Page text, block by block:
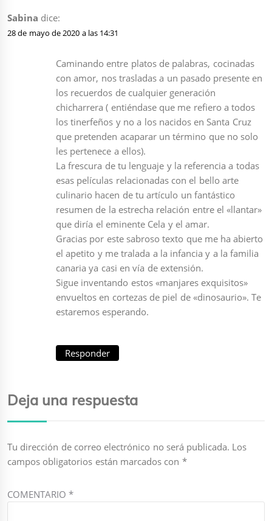
Sabina dice:
28 de mayo de 2020 a las 14:31
Caminando entre platos de palabras, cocinadas
con amor, nos trasladas a un pasado presente en
los recuerdos de cualquier generación
chicharrera ( entiéndase que me refiero a todos
los tinerfeños y no a los nacidos en Santa Cruz
que pretenden acaparar un término que no solo
les pertenece a ellos).
La frescura de tu lenguaje y la referencia a todas
esas películas relacionadas con el bello arte
culinario hacen de tu artículo un fantástico
resumen de la estrecha relación entre el «llantar»
que diría el eminente Cela y el amar.
Gracias por este sabroso texto que me ha abierto
el apetito y me tralada a la infancia y a la familia
canaria ya casi en vía de extensión.
Sigue inventando estos «manjares exquisitos»
envueltos en cortezas de piel de «dinosaurio». Te
estaremos esperando.
Responder
Deja una respuesta
Tu dirección de correo electrónico no será publicada. Los
campos obligatorios están marcados con *
COMENTARIO*